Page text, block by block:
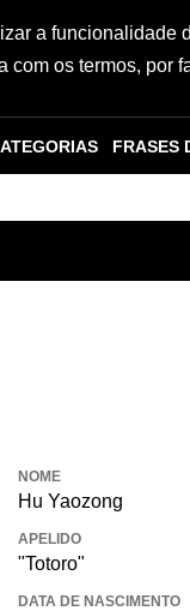
a funcionalidade
os termos, por
FRASES
NOME
Hu Yaozong
APELIDO
"Totoro"
DATA DE NASCIMENTO